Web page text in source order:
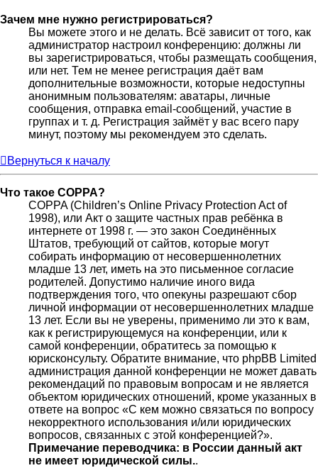
Зачем мне нужно регистрироваться?
Вы можете этого и не делать. Всё зависит от того, как
администратор настроил конференцию: должны ли
вы зарегистрироваться, чтобы размещать сообщения,
или нет. Тем не менее регистрация даёт вам
дополнительные возможности, которые недоступны
анонимным пользователям: аватары, личные
сообщения, отправка email-сообщений, участие в
группах и т. д. Регистрация займёт у вас всего пару
минут, поэтому мы рекомендуем это сделать.
Вернуться к началу
Что такое COPPA?
COPPA (Children’s Online Privacy Protection Act of
1998), или Акт о защите частных прав ребёнка в
интернете от 1998 г. — это закон Соединённых
Штатов, требующий от сайтов, которые могут
собирать информацию от несовершеннолетних
младше 13 лет, иметь на это письменное согласие
родителей. Допустимо наличие иного вида
подтверждения того, что опекуны разрешают сбор
личной информации от несовершеннолетних младше
13 лет. Если вы не уверены, применимо ли это к вам,
как к регистрирующемуся на конференции, или к
самой конференции, обратитесь за помощью к
юрисконсульту. Обратите внимание, что phpBB Limited
администрация данной конференции не может давать
рекомендаций по правовым вопросам и не является
объектом юридических отношений, кроме указанных в
ответе на вопрос «С кем можно связаться по вопросу
некорректного использования и/или юридических
вопросов, связанных с этой конференцией?».
Примечание переводчика: в России данный акт
не имеет юридической силы..